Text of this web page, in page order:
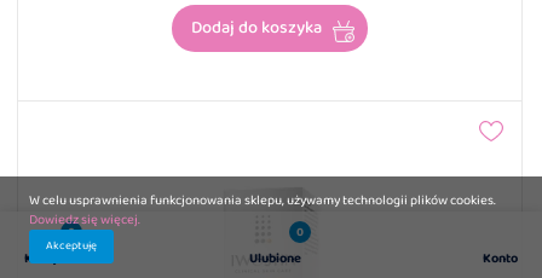
0
Koszyk
0
Ulubione Konto
Dodaj do koszyka
W celu usprawnienia funkcjonowania sklepu, używamy technologii plików cookies.
Dowiedz się więcej.
Akceptuję